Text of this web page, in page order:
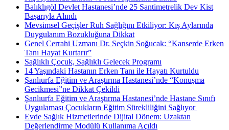
Balıklıgöl Devlet Hastanesi’nde 25 Santimetrelik Dev Kist
Başarıyla Alındı
Mevsimsel Geçişler Ruh Sağlığını Etkiliyor: Kış Aylarında
Duygulanım Bozukluğuna Dikkat
Genel Cerrahi Uzmanı Dr. Seçkin Soğucak: “Kanserde Erken
Tanı Hayat Kurtarır”
Sağlıklı Çocuk, Sağlıklı Gelecek Programı
14 Yaşındaki Hastanın Erken Tanı ile Hayatı Kurtuldu
Şanlıurfa Eğitim ve Araştırma Hastanesi’nde “Konuşma
Gecikmesi”ne Dikkat Çekildi
Şanlıurfa Eğitim ve Araştırma Hastanesi’nde Hastane Sınıfı
Uygulaması Çocukların Eğitim Sürekliliğini Sağlıyor ​
Evde Sağlık Hizmetlerinde Dijital Dönem: Uzaktan
Değerlendirme Modülü Kullanıma Açıldı